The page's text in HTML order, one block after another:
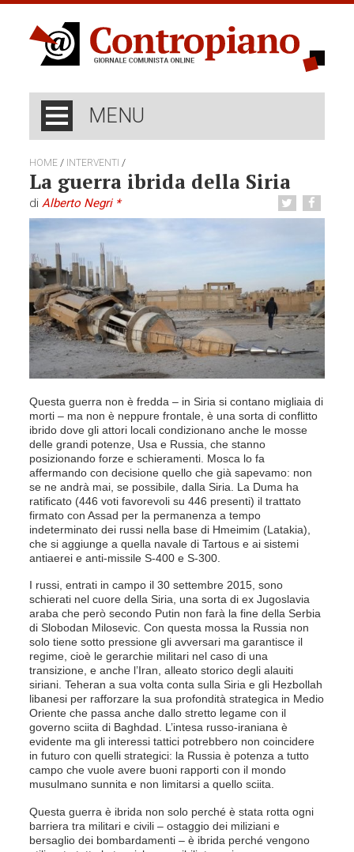
MENU
HOME / INTERVENTI /
La guerra ibrida della Siria
diAlberto Negri *
Questa guerra non è fredda – in Siria si contano migliaia di
morti – ma non è neppure frontale, è una sorta di conflitto
ibrido dove gli attori locali condizionano anche le mosse
delle grandi potenze, Usa e Russia, che stanno
posizionando forze e schieramenti. Mosca lo fa
affermando con decisione quello che già sapevamo: non
se ne andrà mai, se possibile, dalla Siria. La Duma ha
ratificato (446 voti favorevoli su 446 presenti) il trattato
firmato con Assad per la permanenza a tempo
indeterminato dei russi nella base di Hmeimim (Latakia),
che si aggiunge a quella navale di Tartous e ai sistemi
antiaerei e anti-missile S-400 e S-300.
I russi, entrati in campo il 30 settembre 2015, sono
schierati nel cuore della Siria, una sorta di ex Jugoslavia
araba che però secondo Putin non farà la fine della Serbia
di Slobodan Milosevic. Con questa mossa la Russia non
solo tiene sotto pressione gli avversari ma garantisce il
regime, cioè le gerarchie militari nel caso di una
transizione, e anche l’Iran, alleato storico degli alauiti
siriani. Teheran a sua volta conta sulla Siria e gli Hezbollah
libanesi per rafforzare la sua profondità strategica in Medio
Oriente che passa anche dallo stretto legame con il
governo sciita di Baghdad. L’intesa russo-iraniana è
evidente ma gli interessi tattici potrebbero non coincidere
in futuro con quelli strategici: la Russia è potenza a tutto
campo che vuole avere buoni rapporti con il mondo
musulmano sunnita e non limitarsi a quello sciita.
Questa guerra è ibrida non solo perché è stata rotta ogni
barriera tra militari e civili – ostaggio dei miliziani e
bersaglio dei bombardamenti – è ibrida perché vengono